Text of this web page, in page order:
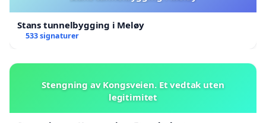
Stans tunnelbygging i Meløy
533 signaturer
Stengning av Kongsveien. Et vedtak uten
legitimitet